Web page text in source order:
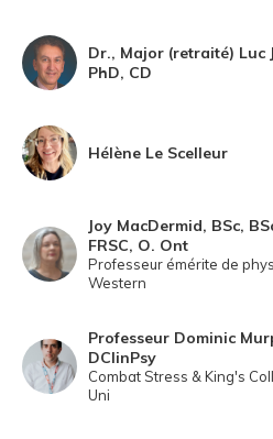
Dr., Major (retraité) Luc
PhD, CD
Hélène Le Scelleur
Joy MacDermid, BSc,
FRSC, O. Ont
Professeur émérite de
Western
Professeur Dominic
DClinPsy
Combat Stress & King's
Uni